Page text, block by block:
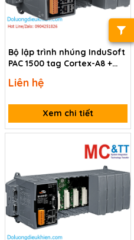
Bộ lập trình nhúng InduSoft
PAC 1500 tag Cortex-A8 +
module I/O ICP DAS WP-
Liên hệ
Xem chi tiết